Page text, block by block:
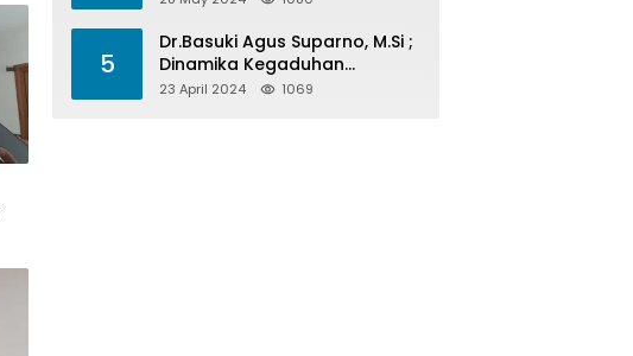
5
Dr.Basuki Agus Suparno, M.Si ;
Dinamika Kegaduhan
Komunikasi Politik Jelang
23 April 2024 1069